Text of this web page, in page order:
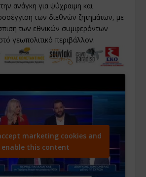
ανάγκη για ψύχραιμη και
των διεθνών ζητημάτων, με
των εθνικών συμφερόντων
γεωπολιτικό περιβάλλον.
marketing cookies and
enable this content